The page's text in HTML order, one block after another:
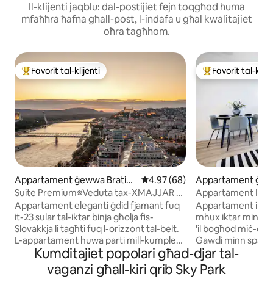
Il-klijenti jaqblu: dal-postijiet fejn toqgħod huma
mfaħħra ħafna għall-post, l-indafa u għal kwalitajiet
oħra tagħhom.
Wieħed mill-aqwa favoriti tal-klijenti
Favorit tal-klijenti
Appartament ġewwa Bratisl
ava
Rating medju ta' 4.97 minn 5,
4.97 (68)
Suite Premium※Veduta tax-XMAJJAR U
TAL-BELT IL-QADIMA※Parkeġġ BLA
ĦLAS
Appartament eleganti ġdid fjamant fuq
it-23 sular tal-iktar binja għolja fis-
Slovakkja li tagħti fuq l-orizzont tal-belt.
L-appartament huwa parti mill-kumpless
EUROVEA, ċentru kummerċjali fuq ix-
xatt tax-xmara Danubju. Mill-lobby tad-
dar hemm aċċess dirett għal ħwienet,
Wieħed mill-
Favorit tal-
Appartament
ava
Appartament
Garaxx + Gallarija
Appartament
mhux iktar minn
'il bogħod miċ-
Gawdi minn
mgħammra
tkessiħ tas-
spazjuża,
Kumditajiet popolari għad-djar tal-
vaganzi għall-kiri qrib Sky Park